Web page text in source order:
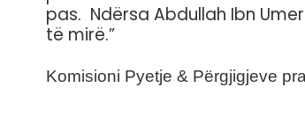
pas. Ndërsa Abdullah Ibn
të mirë.”
Komisioni Pyetje & Përgjigjeve